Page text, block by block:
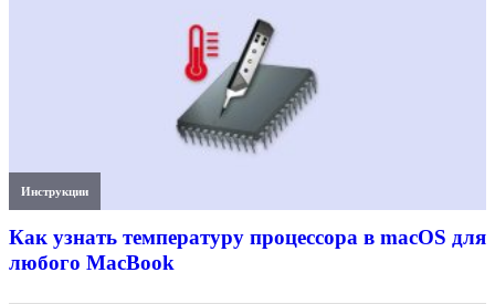
Инструкции
Как узнать температуру процессора в macOS для
любого MacBook